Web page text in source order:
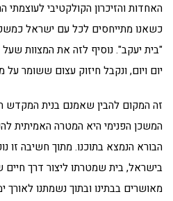
האחדות והזיכרון הקולקטיבי
כשאנו מתייחסים לכל עם ישראל
"בית יעקב". נוסיף לזה את המצוות שעל
יום ויום, ונקבל חיזוק עצום ששומר על
זה המקום להבין שאמנם בנית המקדש
המשכן הפנימי היא המטרה האמיתית
הבורא הנמצא בתוכנו. מתוך חשיבה זו
בישראל, בית שמטרתו ליצור דרך חיים
מאושרים בבתינו ובתוך נשמתנו לאורך